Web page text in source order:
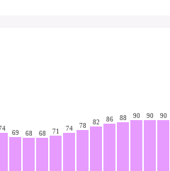
69 68 68 71 74 78 82 86 88 90 90 90